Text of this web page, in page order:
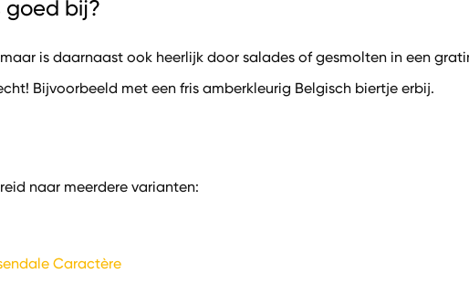
goed bij?
is daarnaast ook heerlijk door salades of gesmolten in een
Bijvoorbeeld met een fris amberkleurig Belgisch biertje erbij.
naar meerdere varianten:
Caractère